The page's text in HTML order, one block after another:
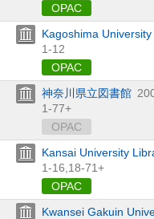
OPAC
Kagoshima
1-12
OPAC
神奈川県立図書館
1-77+
OPAC
Kansai University
1-16, 18-71+
OPAC
Kwansei Gakuin